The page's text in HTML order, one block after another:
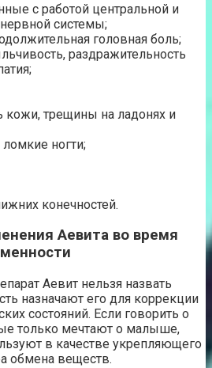
с работой центральной и
системы;
головная боль;
раздражительность
кожи, трещины на ладонях и
ногти;
конечностей.
Аевита во время
Аевит нельзя назвать
назначают его для коррекции
состояний. Если говорить о
только мечтают о малыше,
в качестве укрепляющего
обмена веществ.